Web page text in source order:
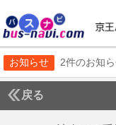
お知らせ 2件のお知
戻る